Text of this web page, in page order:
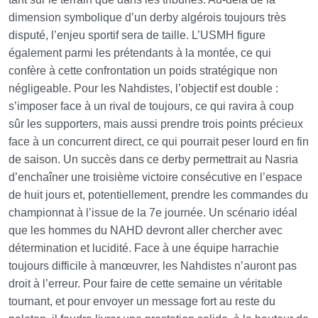
dimension symbolique d’un derby algérois toujours très
disputé, l’enjeu sportif sera de taille. L’USMH figure
également parmi les prétendants à la montée, ce qui
confère à cette confrontation un poids stratégique non
négligeable. Pour les Nahdistes, l’objectif est double :
s’imposer face à un rival de toujours, ce qui ravira à coup
sûr les supporters, mais aussi prendre trois points précieux
face à un concurrent direct, ce qui pourrait peser lourd en fin
de saison. Un succès dans ce derby permettrait au Nasria
d’enchaîner une troisième victoire consécutive en l’espace
de huit jours et, potentiellement, prendre les commandes du
championnat à l’issue de la 7e journée. Un scénario idéal
que les hommes du NAHD devront aller chercher avec
détermination et lucidité. Face à une équipe harrachie
toujours difficile à manœuvrer, les Nahdistes n’auront pas
droit à l’erreur. Pour faire de cette semaine un véritable
tournant, et pour envoyer un message fort au reste du